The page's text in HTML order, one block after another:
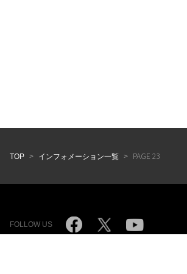
TOP > インフォメーション一覧 > PAGE 23
FOLLOW US